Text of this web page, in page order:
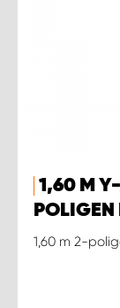
1,60 M
POLIGEN
1,60 m 2-